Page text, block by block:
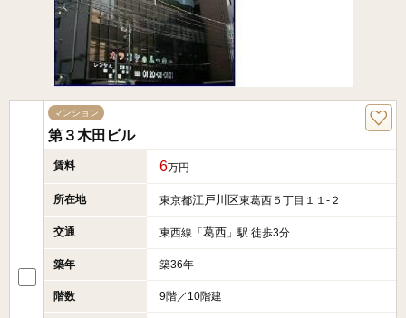
マンション
第３木田ビル
賃料 6万円
所在地 東京都江戸川区東葛西５丁目１１-２
交通 東西線「 葛西 」駅 徒歩3分
築年 築36年
階数 9階／10階建